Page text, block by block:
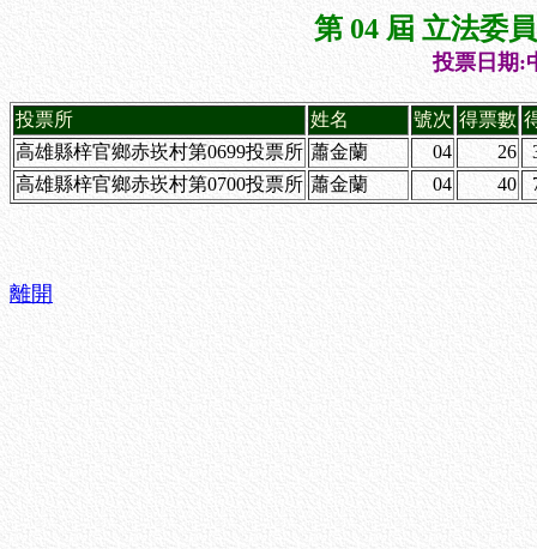
第 04 屆 立法委
投票日期:
投票所 姓名 號次 得票數
高雄縣梓官鄉赤崁村第0699投票所 蕭金蘭 04 26
高雄縣梓官鄉赤崁村第0700投票所 蕭金蘭 04 40
離開